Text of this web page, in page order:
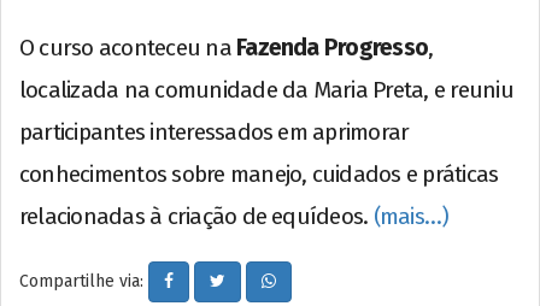
O curso aconteceu na Fazenda Progresso,
localizada na comunidade da Maria Preta, e reuniu
participantes interessados em aprimorar
conhecimentos sobre manejo, cuidados e práticas
relacionadas à criação de equídeos. (mais…)
Compartilhe via: